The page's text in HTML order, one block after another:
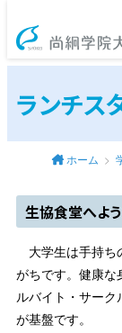
ランチス
ホーム
生協食堂へよう
大学生は手持
がちです。健康な
ルバイト・サーク
が基盤です。